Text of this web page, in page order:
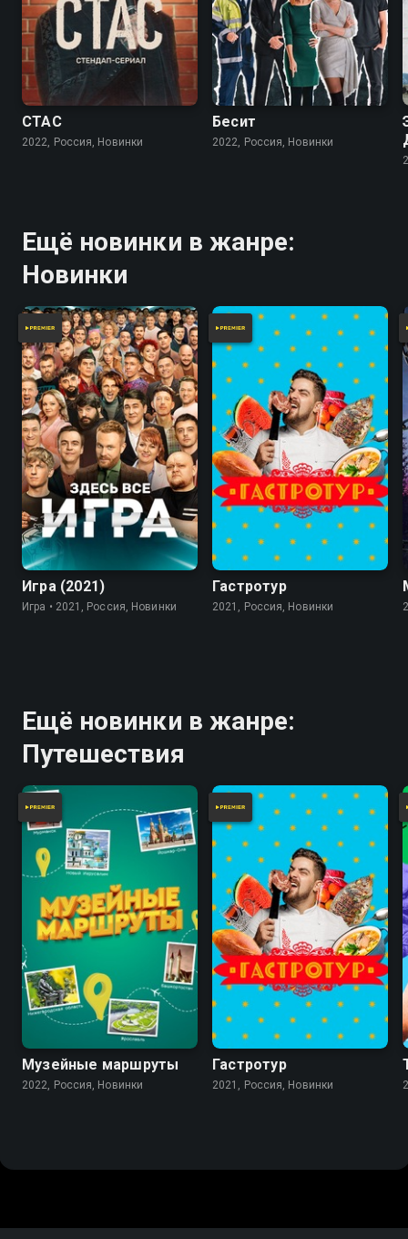
СТАС
2022, Россия, Новинки
Бесит
2022, Россия, Новинки
Ещё новинки в жанре:
Новинки
7.8
Игра (2021)
Игра • 2021, Россия, Новинки
Гастротур
2021, Россия, Новинки
Ещё новинки в жанре:
Путешествия
Музейные маршруты
2022, Россия, Новинки
Гастротур
2021, Россия, Новинки